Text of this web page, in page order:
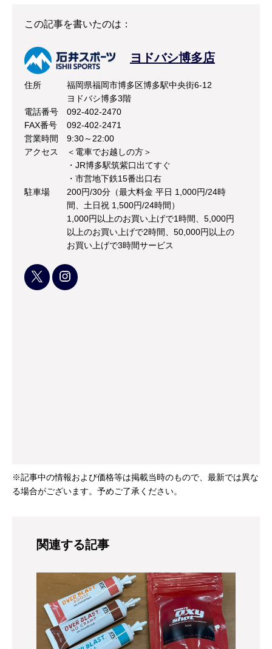
この記事を書いたのは：
ヨドバシ博多店
住所
福岡県福岡市博多区博多駅中央街6-12
ヨドバシ博多3階
電話番号
092-402-2470
FAX番号
092-402-2471
営業時間
9:30～22:00
アクセス
＜電車でお越しの方＞
・JR博多駅筑紫口出てすぐ
・市営地下鉄15番出口右
駐車場
200円/30分（最大料金 平日 1,000円/24時
間、土日祝 1,500円/24時間）
1,000円以上のお買い上げで1時間、5,000円
以上のお買い上げで2時間、50,000円以上の
お買い上げで3時間サービス
※記事中の情報および価格等は掲載当時のもので、最新では異な
る場合がございます。予めご了承ください。
関連する記事